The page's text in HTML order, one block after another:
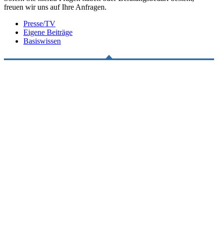
freuen wir uns auf Ihre Anfragen.
Presse/TV
Eigene Beiträge
Basiswissen